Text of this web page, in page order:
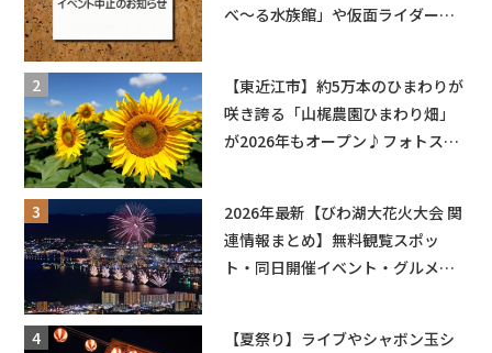
べ〜る水族館」や仮面ライダーシ
【東近江市】約5万本のひまわりが
咲き誇る「山梶農園ひまわり畑」
が2026年もオープン♪フォトスポ
2026年最新【びわ湖大花火大会 関
連情報まとめ】無料観覧スポッ
ト・同日開催イベント・グルメマ
【夏祭り】ライブやシャボン玉シ